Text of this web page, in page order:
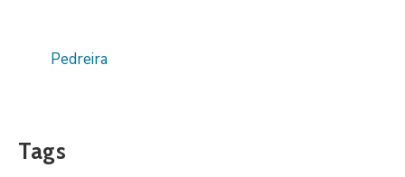
Pedreira
Tags